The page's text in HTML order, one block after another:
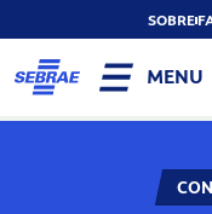
SOBRE
MENU